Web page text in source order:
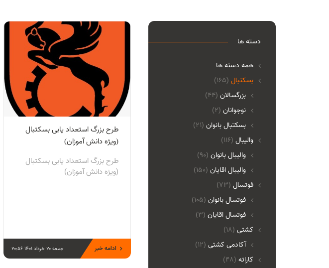
طرح بزرگ استعداد یابی بسکتبال
(ویژه دانش آموزان)
طرح بزرگ استعداد یابی بسکتبال
(ویژه دانش آموزان)
جمعه 20 خرداد 1401 20:56 ادامه خبر
دسته ها
همه دسته ها
(165) بسکتبال
بزرگسالان (44)
نوجوانان (2)
بسکتبال بانوان (21)
(116) والیبال
واليبال بانوان (90)
واليبال اقايان (150)
(73) فوتسال
فوتسال بانوان (105)
فوتسال اقايان (3)
(18) کشتی
آکادمی کشتی (12)
(48) کاراته